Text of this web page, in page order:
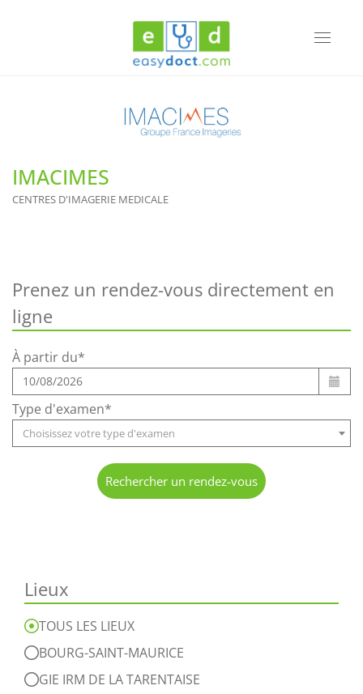
Toggle
IMACIMES
CENTRES D'IMAGERIE MEDICALE
Prenez un rendez-vous directement en
ligne
À partir du*
Type d'examen*
Choisissez votre type d'examen
Rechercher un rendez-vous
Lieux
TOUS LES LIEUX
BOURG-SAINT-MAURICE
GIE IRM DE LA TARENTAISE